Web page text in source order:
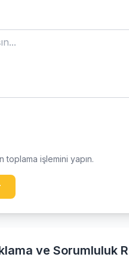
toplama işlemini yapın.
ve Sorumluluk